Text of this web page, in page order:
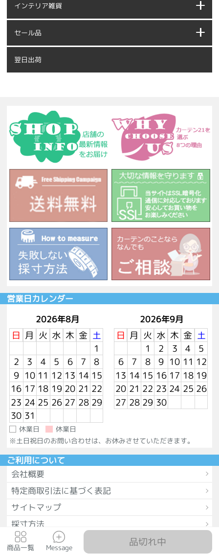
インテリア雑貨
セール品
翌日出荷
営業日カレンダー
2026年8月
日 月 火 水 木 金 土
1
2
3 4 5 6 7
8
9 10 11 12 13 14 15
16 17 18 19 20 21 22
23 24 25 26 27 28 29
30 31
2026年9月
日 月 火 水 木 金 土
1
2 3 4
5
6
7 8 9 10 11 12
13 14 15 16 17 18 19
20 21 22 23 24 25 26
27 28 29 30
休業日
休業日
※土日祝日のお問い合わせは、お休みさせていただきます。
ご利用について
会社概要
特定商取引法に基づく表記
サイトマップ
採寸方法
送料とお支払い方法について
商品一覧 Message 品切れ中
トップ 採寸方法 商品一覧